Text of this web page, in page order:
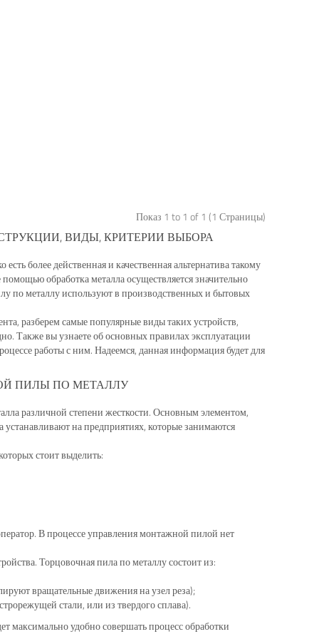
Показ 1 to 1 of 1 (1 Страницы)
ВИДЫ, КРИТЕРИИ ВЫБОРА
более действенная и качественная альтернатива такому
обработка металла осуществляется значительно
по металлу используют в производственных и бытовых
разберем самые популярные виды таких устройств,
Также вы узнаете об основных правилах эксплуатации
работы с ним. Надеемся, данная информация будет для
ПИЛЫ ПО МЕТАЛЛУ
различной степени жесткости. Основным элементом,
устанавливают на предприятиях, которые занимаются
стоит выделить:
В процессе управления монтажной пилой нет
Торцовочная пила по металлу состоит из:
вращательные движения на узел реза);
стали, или из твердого сплава).
максимально удобно совершать процесс обработки